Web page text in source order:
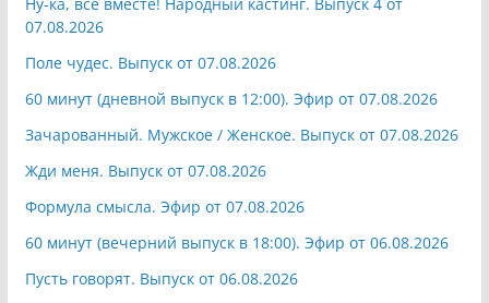
Ну-ка, все вместе! Народный кастинг. Выпуск 4 от
07.08.2026
Поле чудес. Выпуск от 07.08.2026
60 минут (дневной выпуск в 12:00). Эфир от 07.08.2026
Зачарованный. Мужское / Женское. Выпуск от 07.08.2026
Жди меня. Выпуск от 07.08.2026
Формула смысла. Эфир от 07.08.2026
60 минут (вечерний выпуск в 18:00). Эфир от 06.08.2026
Пусть говорят. Выпуск от 06.08.2026